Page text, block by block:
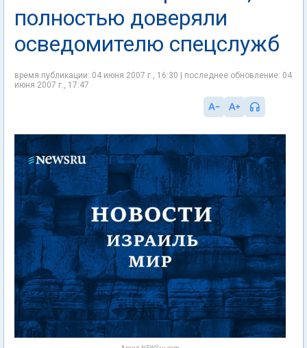
полностью доверяли
осведомителю спецслужб
время публикации: 04 июня 2007 г., 16:30 | последнее обновление: 04
июня 2007 г., 17:47